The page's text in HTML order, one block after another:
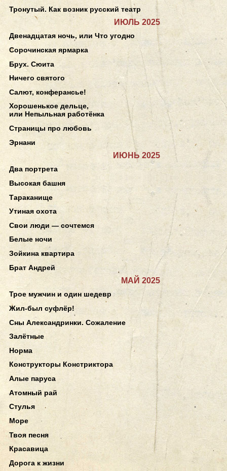
Тронутый. Как возник русский театр
ИЮЛЬ 2025
Двенадцатая ночь, или Что угодно
Сорочинская ярмарка
Брух. Сюита
Ничего святого
Салют, конферансье!
Хорошенькое дельце,
или Непыльная работёнка
Страницы про любовь
Эрнани
ИЮНЬ 2025
Два портрета
Высокая башня
Тараканище
Утиная охота
Свои люди — сочтемся
Белые ночи
Зойкина квартира
Брат Андрей
МАЙ 2025
Трое мужчин и один шедевр
Жил-был суфлёр!
Сны Александринки. Сожаление
Залётные
Норма
Конструкторы Констриктора
Алые паруса
Атомный рай
Стулья
Море
Твоя песня
Красавица
Дорога к жизни